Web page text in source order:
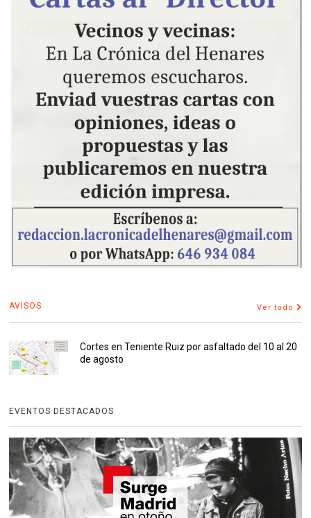
AVISOS Ver todo
Cortes en Teniente Ruiz por asfaltado del 10 al 20
de agosto
EVENTOS DESTACADOS